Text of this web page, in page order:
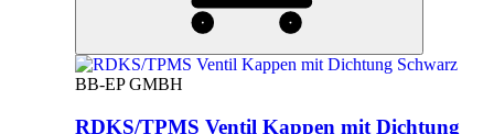
BB-EP GMBH
RDKS/TPMS Ventil Kappen mit Dichtung